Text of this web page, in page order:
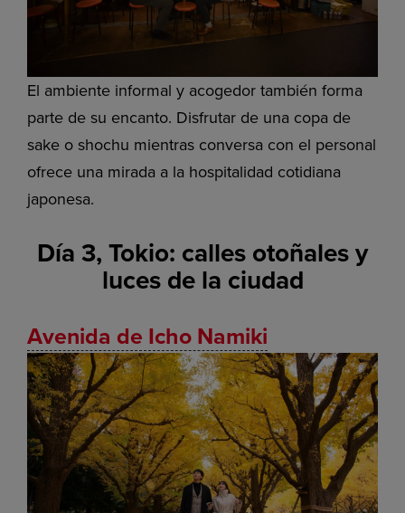
El ambiente informal y acogedor también forma
parte de su encanto. Disfrutar de una copa de
sake o shochu mientras conversa con el personal
ofrece una mirada a la hospitalidad cotidiana
japonesa.
Día 3, Tokio: calles otoñales y
luces de la ciudad
Avenida de Icho Namiki